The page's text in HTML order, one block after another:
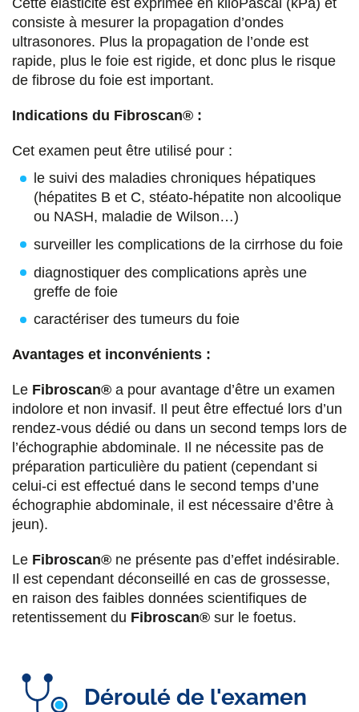
s
u
r
F
a
c
e
b
o
o
k
s
u
r
T
w
i
t
t
e
r
s
u
r
L
i
n
k
e
d
i
n
p
a
r
E
m
a
i
l
Cette élasticité est exprimée en kiloPascal (kPa) et
consiste à mesurer la propagation d’ondes
ultrasonores. Plus la propagation de l’onde est
rapide, plus le foie est rigide, et donc plus le risque
de fibrose du foie est important.
Indications du Fibroscan® :
Cet examen peut être utilisé pour :
le suivi des maladies chroniques hépatiques
(hépatites B et C, stéato-hépatite non alcoolique
ou NASH, maladie de Wilson…)
surveiller les complications de la cirrhose du foie
diagnostiquer des complications après une
greffe de foie
caractériser des tumeurs du foie
Avantages et inconvénients :
Le Fibroscan® a pour avantage d’être un examen
indolore et non invasif. Il peut être effectué lors d’un
rendez-vous dédié ou dans un second temps lors de
l’échographie abdominale. Il ne nécessite pas de
préparation particulière du patient (cependant si
celui-ci est effectué dans le second temps d’une
échographie abdominale, il est nécessaire d’être à
jeun).
Le Fibroscan® ne présente pas d’effet indésirable.
Il est cependant déconseillé en cas de grossesse,
en raison des faibles données scientifiques de
retentissement du Fibroscan® sur le foetus.
Déroulé de l'examen